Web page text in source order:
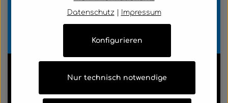
Informationen
Alle Markennamen, Warenzeichen sowie sämtliche
Produktbilder sind Eigentum Ihrer rechtmäßigen
Datenschutz | Impressum
Nur technisch notwendige
Konfigurieren